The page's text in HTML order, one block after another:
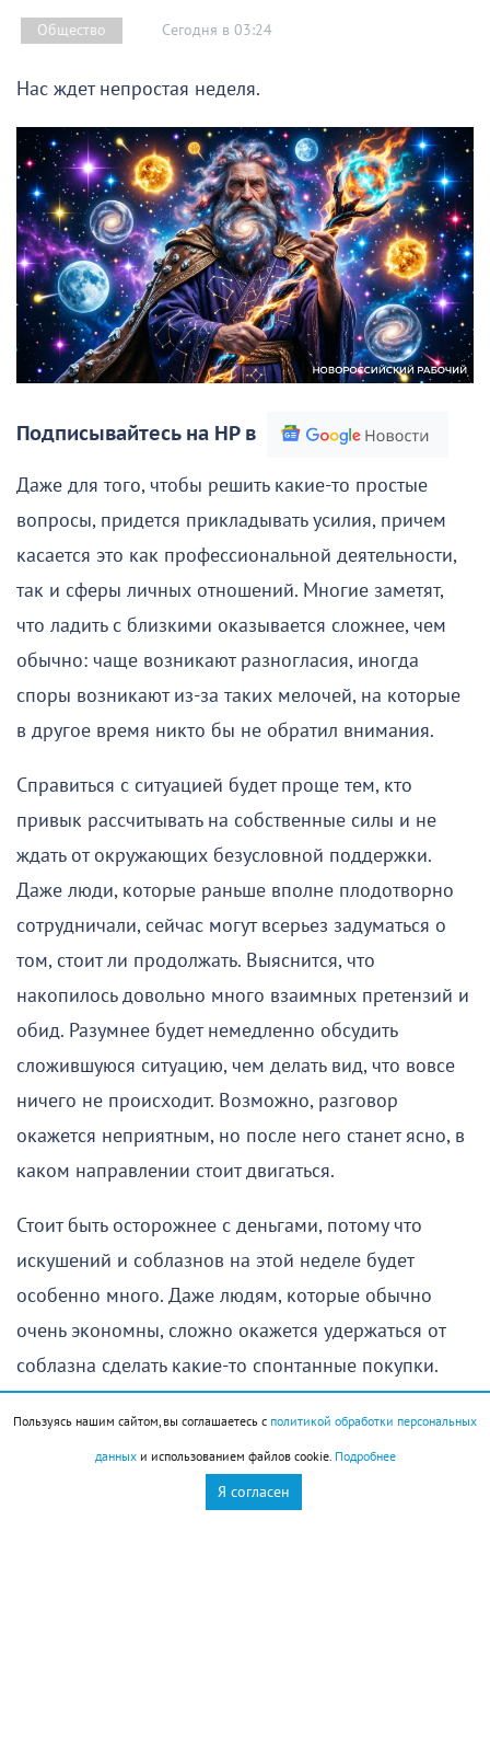
Общество Сегодня в 03:24
Нас ждет непростая неделя.
Подписывайтесь на НР в
Даже для того, чтобы решить какие-то простые
вопросы, придется прикладывать усилия, причем
касается это как профессиональной деятельности,
так и сферы личных отношений. Многие заметят,
что ладить с близкими оказывается сложнее, чем
обычно: чаще возникают разногласия, иногда
споры возникают из-за таких мелочей, на которые
в другое время никто бы не обратил внимания.
Справиться с ситуацией будет проще тем, кто
привык рассчитывать на собственные силы и не
ждать от окружающих безусловной поддержки.
Даже люди, которые раньше вполне плодотворно
сотрудничали, сейчас могут всерьез задуматься о
том, стоит ли продолжать. Выяснится, что
накопилось довольно много взаимных претензий и
обид. Разумнее будет немедленно обсудить
сложившуюся ситуацию, чем делать вид, что вовсе
ничего не происходит. Возможно, разговор
окажется неприятным, но после него станет ясно, в
каком направлении стоит двигаться.
Стоит быть осторожнее с деньгами, потому что
искушений и соблазнов на этой неделе будет
особенно много. Даже людям, которые обычно
очень экономны, сложно окажется удержаться от
соблазна сделать какие-то спонтанные покупки.
Сложных моментов на этой неделе будет немало. У
некоторых из-за стресса могут обостряться
хронические заболевания. Позаботьтесь о своем
Пользуясь нашим сайтом, вы соглашаетесь с политикой обработки персональных
данныхи использованием файлов cookie. Подробнее
Я согласен